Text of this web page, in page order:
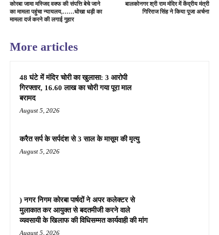
कोरबा जामा मस्जिद वक्फ की संपत्ति बेचे जाने
का मामला पहुंचा न्यायलय,……धोखा धड़ी का
मामला दर्ज करने की लगाई गुहार
बालकोनगर श्री राम मंदिर में केंद्रीय मंत्री
गिरिराज सिंह ने किया पूजा अर्चना
More articles
48 घंटे में मंदिर चोरी का खुलासा: 3 आरोपी
गिरफ्तार, 16.60 लाख का चोरी गया पूरा माल
बरामद
August 5, 2026
करैत सर्प के सर्पदंश से 3 साल के मासूम की मृत्यु
August 5, 2026
) नगर निगम कोरबा पार्षदों ने अपर कलेक्टर से
मुलाकात कर आयुक्त से बदतमीजी करने वाले
व्यवसायी के खिलाफ की विधिसम्मत कार्यवाही की मांग
August 5, 2026